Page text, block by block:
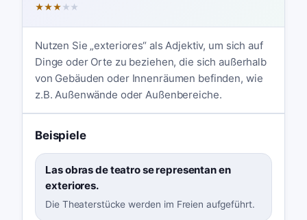
★★★ ★ ★
Nutzen Sie „exteriores“ als Adjektiv, um sich auf
Dinge oder Orte zu beziehen, die sich außerhalb
von Gebäuden oder Innenräumen befinden, wie
z.B. Außenwände oder Außenbereiche.
Beispiele
Las obras de teatro se representan en
exteriores.
Die Theaterstücke werden im Freien aufgeführt.